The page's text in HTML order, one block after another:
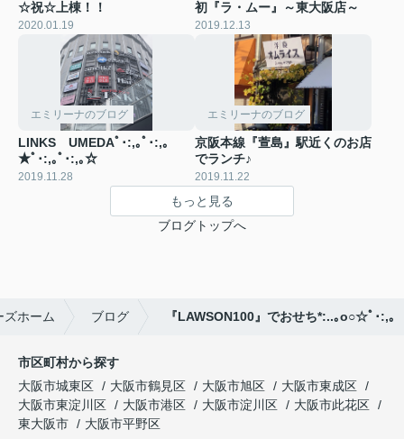
☆祝☆上棟！！
2020.01.19
初『ラ・ムー』～東大阪店～
2019.12.13
エミリーナのブログ
LINKS UMEDAﾟ･:,｡ﾟ･:,｡
★ﾟ･:,｡ﾟ･:,｡☆
2019.11.28
エミリーナのブログ
京阪本線『萱島』駅近くのお店
でランチ♪
2019.11.22
もっと見る
ブログトップへ
ズホーム ブログ 『LAWSON100』でおせち*:..｡o○☆ﾟ･:,｡
市区町村から探す
大阪市城東区
大阪市鶴見区 大阪市旭区
大阪市東成区
大阪市東淀川区
大阪市港区 大阪市淀川区
大阪市此花区
東大阪市
大阪市平野区